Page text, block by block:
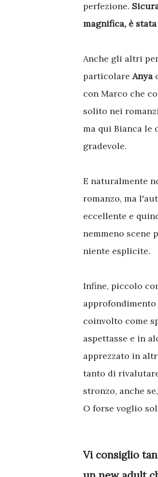
perfezione.
magnifica, è
Anche gli altri
particolareAnya
con Marco che
solito nei
ma qui Bianca le
gradevole.
E naturalmente
romanzo, ma
eccellente e
nemmeno scene
niente esplicite.
Infine, piccolo
approfondimento
coinvolto come
aspettasse e in
apprezzato in
tanto di
stronzo, anche
O forse voglio
Vi consiglio